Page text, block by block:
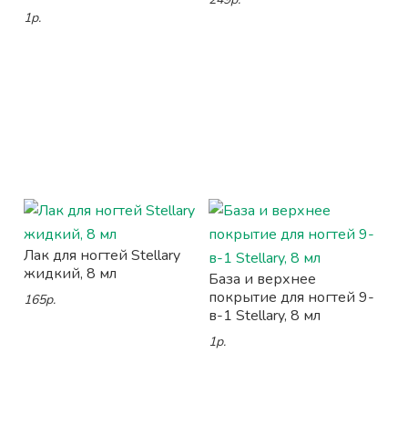
1р.
Лак для ногтей Stellary
жидкий, 8 мл
165р.
База и верхнее
покрытие для ногтей 9-
в-1 Stellary, 8 мл
1р.